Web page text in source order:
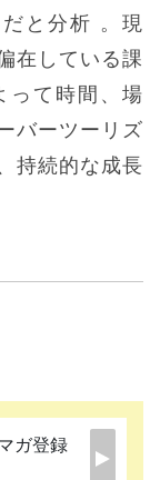
と分析 。現
在している課
って時間、場
バーツーリズ
持続的な成長
ガ登録